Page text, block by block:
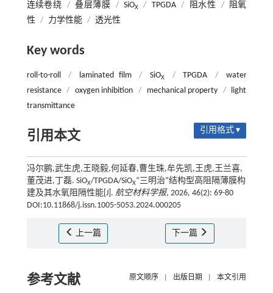
连续卷绕 / 叠层薄膜 / SiOX / TPGDA / 阻水性 /
阻氧
性 / 力学性能 / 透光性
Key words
roll-to-roll / laminated film / SiOX / TPGDA /
water
resistance / oxygen inhibition / mechanical property /
light
transmittance
引用本文 引用格式 ▾
冯尔鹏,武生虎,王晓毅,何延春,曹生珠,牟先凯,王虎,王兰喜,
董茂进,丁磊. SiOX/TPGDA/SiOX“三明治”结构型高阻隔薄膜构
建及其水氧阻隔性能[J]. 航空材料学报, 2026, 46(2): 69-80
DOI:10.11868/j.issn.1005-5053.2024.000205
上一篇 下一篇
参考文献 原文顺序 出版日期 本文引用